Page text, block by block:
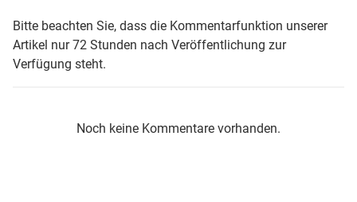
Bitte beachten Sie, dass die Kommentarfunktion unserer
Artikel nur 72 Stunden nach Veröffentlichung zur
Verfügung steht.
Noch keine Kommentare vorhanden.